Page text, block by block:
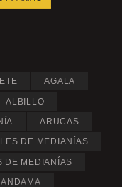
AGALA
ALBILLO
ARUCAS
DE MEDIANÍAS
DE MEDIANÍAS